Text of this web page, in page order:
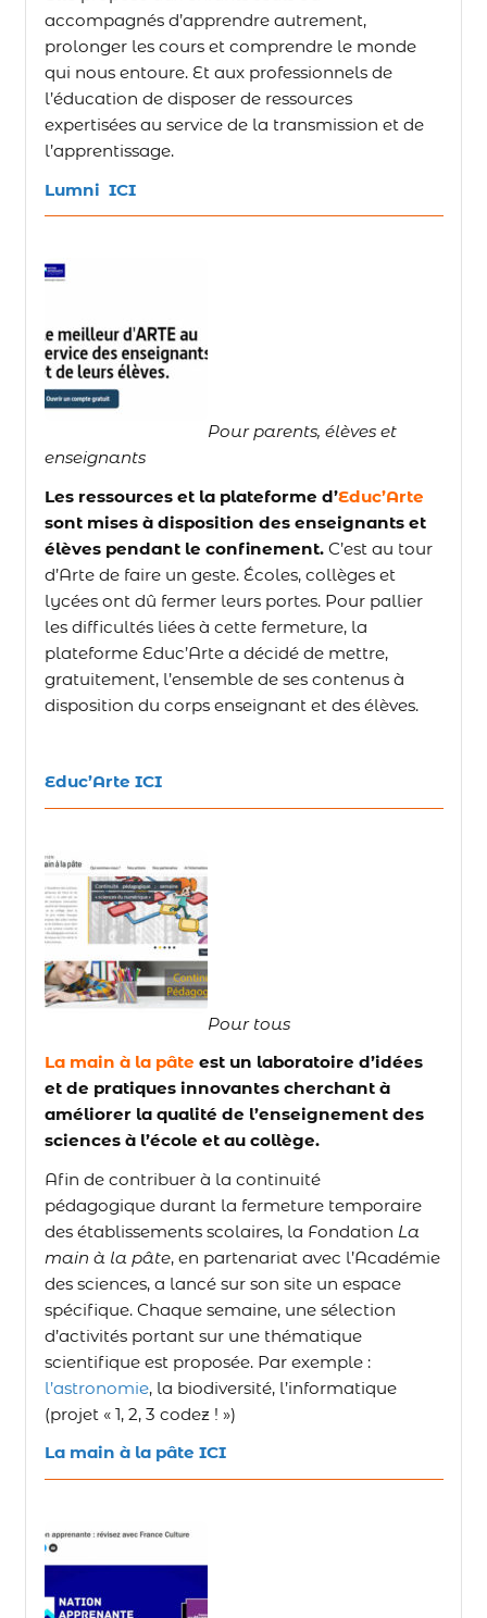
accompagnés d’apprendre autrement,
prolonger les cours et comprendre le monde
qui nous entoure. Et aux professionnels de
l’éducation de disposer de ressources
expertisées au service de la transmission et de
l’apprentissage.
Lumni ICI
Pour parents, élèves et
enseignants
Les ressources et la plateforme d’Educ’Arte
sont mises à disposition des enseignants et
élèves pendant le confinement. C’est au tour
d’Arte de faire un geste. Écoles, collèges et
lycées ont dû fermer leurs portes. Pour pallier
les difficultés liées à cette fermeture, la
plateforme Educ’Arte a décidé de mettre,
gratuitement, l’ensemble de ses contenus à
disposition du corps enseignant et des élèves.
Educ’Arte ICI
Pour tous
La main à la pâte est un laboratoire d’idées
et de pratiques innovantes cherchant à
améliorer la qualité de l’enseignement des
sciences à l’école et au collège.
Afin de contribuer à la continuité
pédagogique durant la fermeture temporaire
des établissements scolaires, la Fondation La
main à la pâte, en partenariat avec l’Académie
des sciences, a lancé sur son site un espace
spécifique. Chaque semaine, une sélection
d’activités portant sur une thématique
scientifique est proposée. Par exemple :
l’astronomie, la biodiversité, l’informatique
(projet « 1, 2, 3 codez ! »)
La main à la pâte ICI